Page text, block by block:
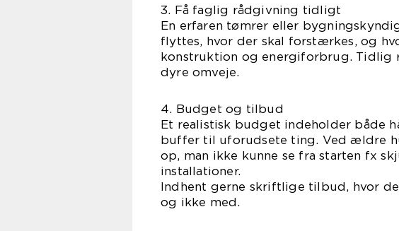
3. Få faglig rådgivning tidligt
En erfaren tømrer eller
flyttes, hvor der skal forstærkes, og
konstruktion og energiforbrug. Tidlig
dyre omveje.
4. Budget og tilbud
Et realistisk budget indeholder både
buffer til uforudsete ting. Ved ældre
op, man ikke kunne se fra starten fx
installationer.
Indhent gerne skriftlige tilbud, hvor
og ikke med.